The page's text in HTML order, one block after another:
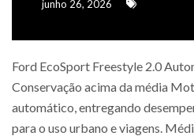
junho 26, 2026
Ford EcoSport Freestyle 2.0
Conservação acima da média
automático, entregando
para o uso urbano e viagens.